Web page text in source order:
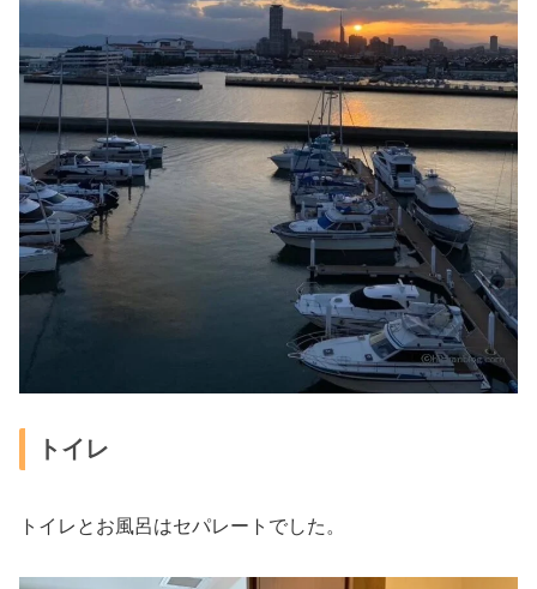
トイレ
トイレとお風呂はセパレートでした。